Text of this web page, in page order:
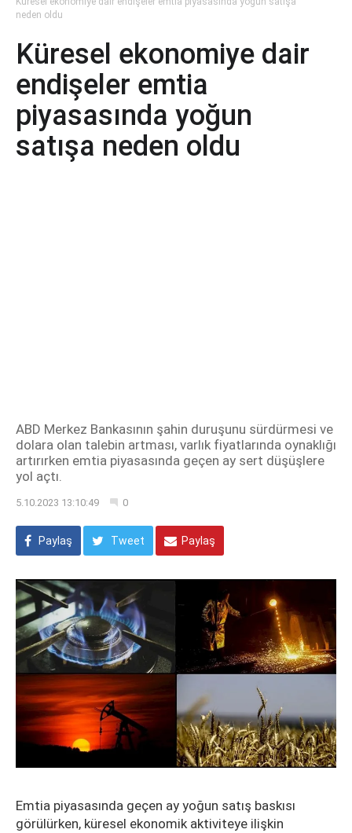
neden oldu
Küresel ekonomiye dair
endişeler emtia
piyasasında yoğun
satışa neden oldu
ABD Merkez Bankasının şahin duruşunu sürdürmesi ve
dolara olan talebin artması, varlık fiyatlarında oynaklığı
artırırken emtia piyasasında geçen ay sert düşüşlere
yol açtı.
5.10.2023 13:10:49 0
Paylaş Tweet Paylaş
Emtia piyasasında geçen ay yoğun satış baskısı
görülürken, küresel ekonomik aktiviteye ilişkin